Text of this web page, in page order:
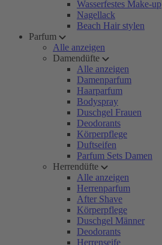
Wasserfestes Make-up
Nagellack
Beach Hair stylen
Parfum
Alle anzeigen
Damendüfte
Alle anzeigen
Damenparfum
Haarparfum
Bodyspray
Duschgel Frauen
Deodorants
Körperpflege
Duftseifen
Parfum Sets Damen
Herrendüfte
Alle anzeigen
Herrenparfum
After Shave
Körperpflege
Duschgel Männer
Deodorants
Herrenseife